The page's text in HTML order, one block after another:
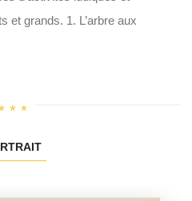
et grands. 1. L’arbre aux